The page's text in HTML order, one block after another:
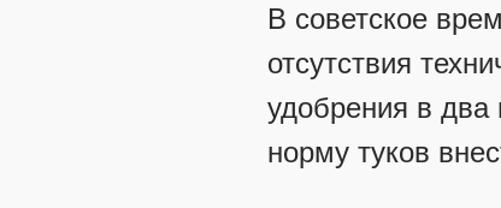
В советское
отсутствия
удобрения в два
норму туков